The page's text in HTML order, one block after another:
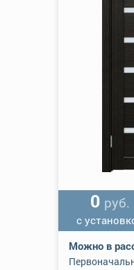
0 руб.
с
Можно в